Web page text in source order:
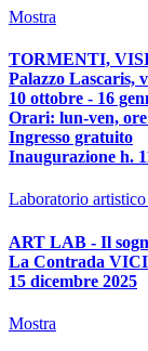
Mostra
TORMENTI,
Palazzo Lascaris,
10 ottobre - 16
Orari: lun-ven, ore
Ingresso gratuito
Inaugurazione h.
Laboratorio
ART LAB - Il
La Contrada
15 dicembre 2025
Mostra